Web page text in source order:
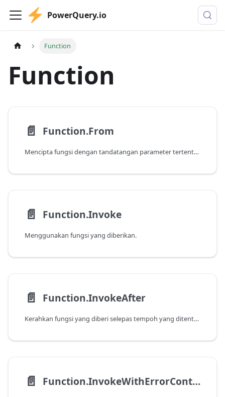
PowerQuery.io
Function
Function
📄️ Function.From
Mencipta fungsi dengan tandatangan parameter tertentu di atas fungsi yang mengambil argumen senarai tunggal.
📄️ Function.Invoke
Menggunakan fungsi yang diberikan.
📄️ Function.InvokeAfter
Kerahkan fungsi yang diberi selepas tempoh yang ditentukan telah dihantar.
📄️ Function.InvokeWithErrorContext